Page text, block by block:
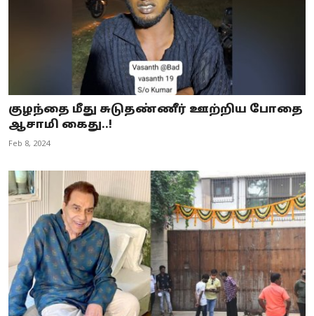
குழந்தை மீது சுடுதண்ணீர் ஊற்றிய போதை
ஆசாமி கைது..!
Feb 8, 2024